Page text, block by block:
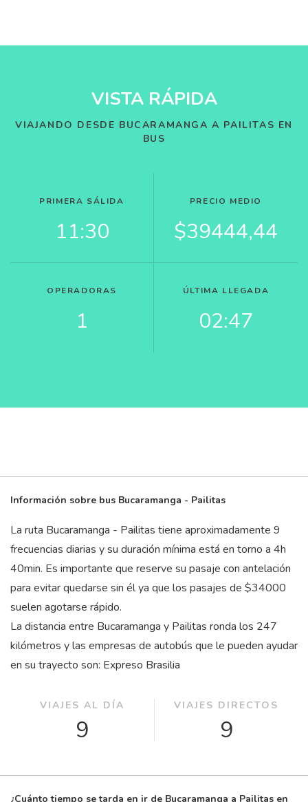
VISTA RÁPIDA
VIAJANDO DESDE BUCARAMANGA A PAILITAS EN
BUS
PRIMERA SÁLIDA
11:30
PRECIO MEDIO
$39444,44
OPERADORAS
1
ÚLTIMA LLEGADA
02:47
Información sobre bus Bucaramanga - Pailitas
La ruta Bucaramanga - Pailitas tiene aproximadamente 9
frecuencias diarias y su duración mínima está en torno a 4h
40min. Es importante que reserve su pasaje con antelación
para evitar quedarse sin él ya que los pasajes de $34000
suelen agotarse rápido.
La distancia entre Bucaramanga y Pailitas ronda los 247
kilómetros y las empresas de autobús que le pueden ayudar
en su trayecto son: Expreso Brasilia
VIAJES AL DÍA
9
VIAJES DIRECTOS
9
¿Cuánto tiempo se tarda en ir de Bucaramanga a Pailitas en